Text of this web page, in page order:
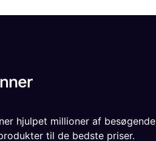
hjulpet millioner af besøgende
til de bedste priser.